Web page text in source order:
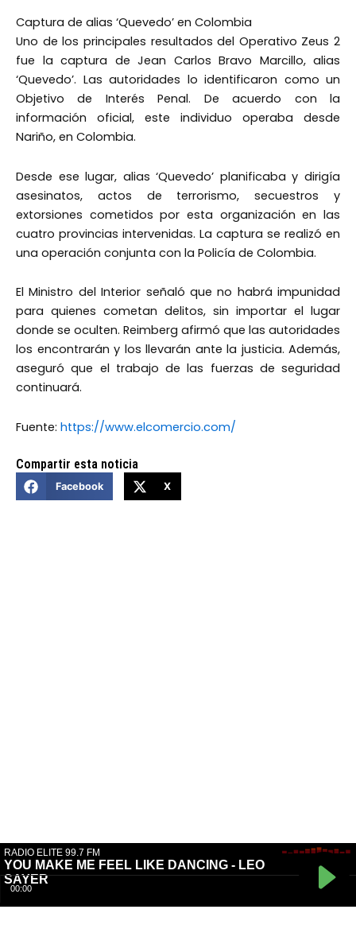
Captura de alias ‘Quevedo’ en Colombia
Uno de los principales resultados del Operativo Zeus 2
fue la captura de Jean Carlos Bravo Marcillo, alias
‘Quevedo’. Las autoridades lo identificaron como un
Objetivo de Interés Penal. De acuerdo con la
información oficial, este individuo operaba desde
Nariño, en Colombia.
Desde ese lugar, alias ‘Quevedo’ planificaba y dirigía
asesinatos, actos de terrorismo, secuestros y
extorsiones cometidos por esta organización en las
cuatro provincias intervenidas. La captura se realizó en
una operación conjunta con la Policía de Colombia.
El Ministro del Interior señaló que no habrá impunidad
para quienes cometan delitos, sin importar el lugar
donde se oculten. Reimberg afirmó que las autoridades
los encontrarán y los llevarán ante la justicia. Además,
aseguró que el trabajo de las fuerzas de seguridad
continuará.
Fuente: https://www.elcomercio.com/
Compartir esta noticia
Facebook X